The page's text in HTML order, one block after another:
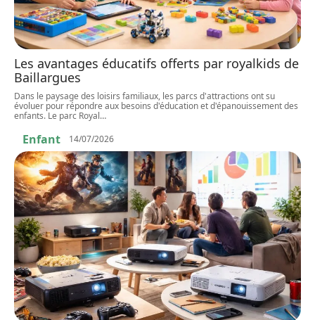
Les avantages éducatifs offerts par royalkids de
Baillargues
Dans le paysage des loisirs familiaux, les parcs d'attractions ont su
évoluer pour répondre aux besoins d'éducation et d'épanouissement des
enfants. Le parc Royal…
Enfant 14/07/2026